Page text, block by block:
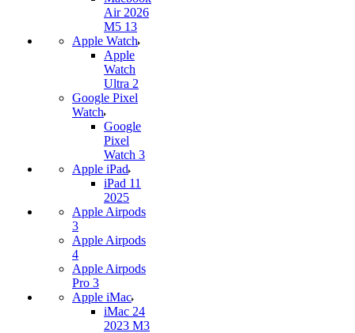
Air 2026
M5 13
Apple Watch
Apple
Watch
Ultra 2
Google Pixel
Watch
Google
Pixel
Watch 3
Apple iPad
iPad 11
2025
Apple Airpods
3
Apple Airpods
4
Apple Airpods
Pro 3
Apple iMac
iMac 24
2023 M3